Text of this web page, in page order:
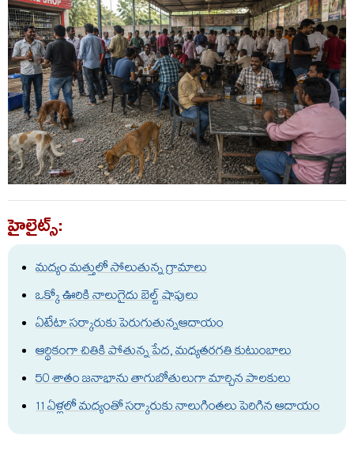
హైలైట్స్:
మ‌ద్యం మ‌త్తులో సోలుతున్న గ్రామాలు
ఒక్కో ఊరికి నాలుగైదు బెల్ట్ షాపులు
ఏటేటా స‌ర్కారుకు పెరుగుతున్నఆదాయం
ఆర్థికంగా చితికి పోతున్న పేద, మధ్యతరగతి కుటుంబాలు
50 శాతం జ‌నాభాను తాగుబోతులుగా మార్చిన పాల‌కులు
11 ఏళ్ల‌లో మద్యంతో స‌ర్కారుకు నాలుగింత‌లు పెరిగిన ఆదాయం